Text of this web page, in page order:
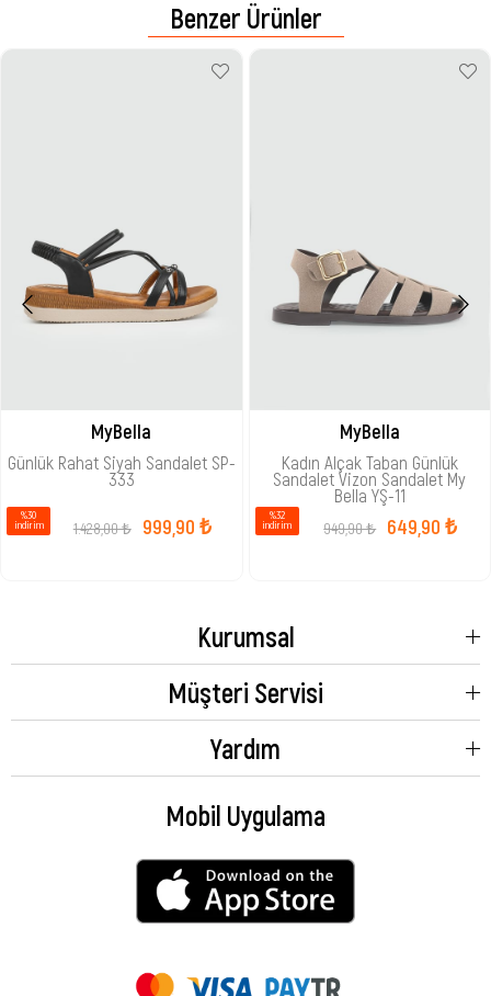
Benzer Ürünler
MyBella
Günlük Rahat Siyah Sandalet SP-
333
999,90 ₺
1.428,00 ₺
%30
i̇ndirim
MyBella
Kadın Alçak Taban Günlük
Sandalet Vizon Sandalet My
Bella YŞ-11
649,90 ₺
949,90 ₺
%32
i̇ndirim
Kurumsal
Müşteri Servisi
Yardım
Mobil Uygulama